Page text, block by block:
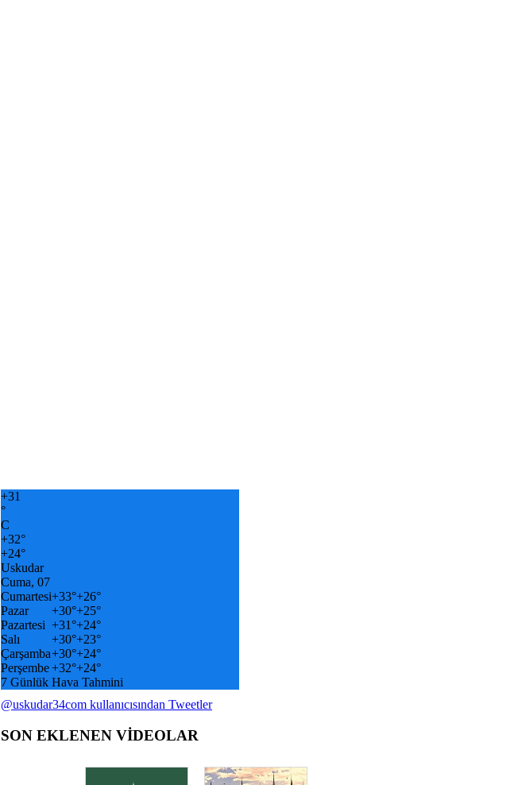
+31
°
C
+32°
+24°
Uskudar
Cuma, 07
Cumartesi+33°+26°
Pazar
+30°+25°
Pazartesi +31°+24°
Salı
+30°+23°
Çarşamba+30°+24°
Perşembe+32°+24°
7 Günlük Hava Tahmini
@uskudar34com kullanıcısından Tweetler
SON EKLENEN VİDEOLAR